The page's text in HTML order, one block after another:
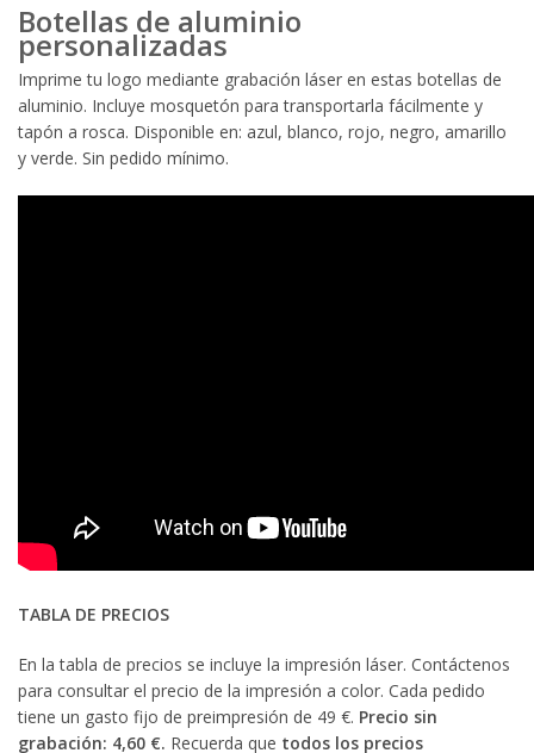
Botellas de aluminio
personalizadas
Imprime tu logo mediante grabación láser en estas botellas de
aluminio. Incluye mosquetón para transportarla fácilmente y
tapón a rosca. Disponible en: azul, blanco, rojo, negro, amarillo
y verde. Sin pedido mínimo.
TABLA DE PRECIOS
En la tabla de precios se incluye la impresión láser. Contáctenos
para consultar el precio de la impresión a color. Cada pedido
tiene un gasto fijo de preimpresión de 49 €. Precio sin
grabación: 4,60 €. Recuerda que todos los precios